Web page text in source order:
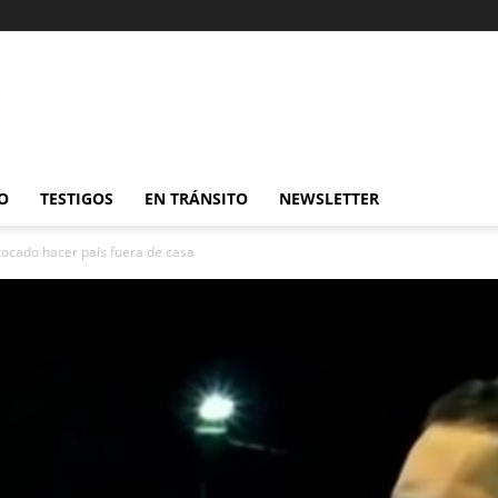
TESTIGOS EN TRÁNSITO NEWSLETTER
hacer país fuera de casa